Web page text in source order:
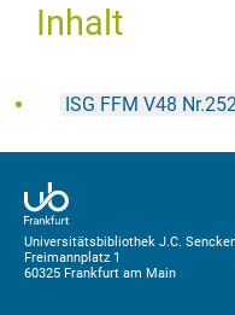
Inhalt
ISG FFM V48
Universitätsbibliothek J.C.
Freimannplatz 1
60325 Frankfurt am Main